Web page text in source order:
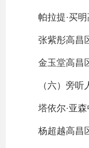
帕拉提·买明
张紫彤高昌
金玉堂高昌
（六）旁听
塔依尔·亚森
杨超越高昌